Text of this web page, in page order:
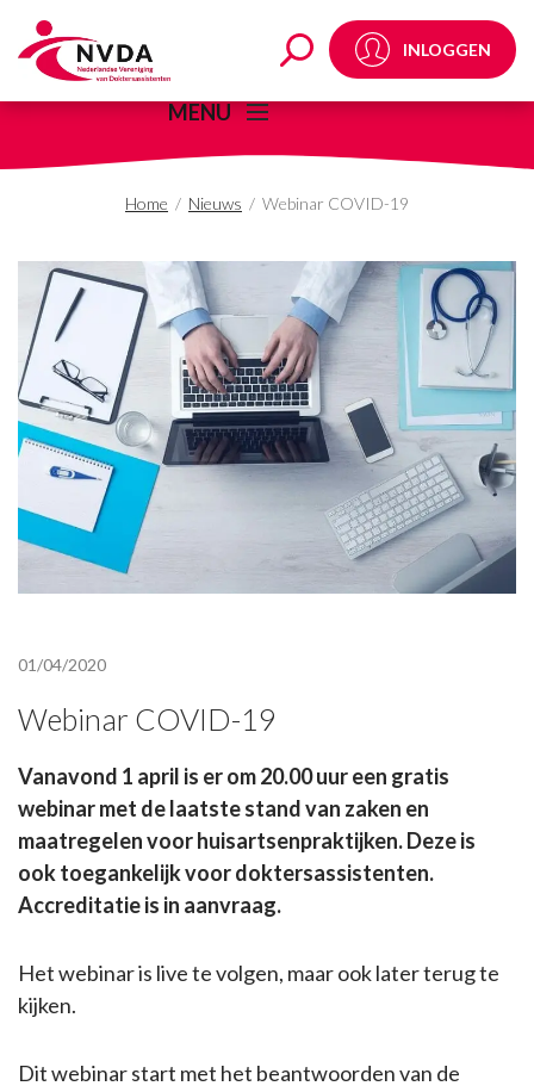
Webinar COVID-19 -
INLOGGEN
MENU
Home / Nieuws / Webinar COVID-19
01/04/2020
Webinar COVID-19
Vanavond 1 april is er om 20.00 uur een gratis
webinar met de laatste stand van zaken en
maatregelen voor huisartsenpraktijken. Deze is
ook toegankelijk voor doktersassistenten.
Accreditatie is in aanvraag.
Het webinar is live te volgen, maar ook later terug te
kijken.
Dit webinar start met het beantwoorden van de